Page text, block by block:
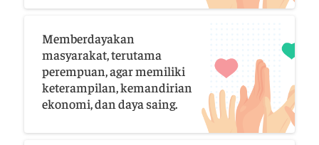
Memberdayakan
masyarakat, terutama
perempuan, agar memiliki
keterampilan, kemandirian
ekonomi, dan daya saing.